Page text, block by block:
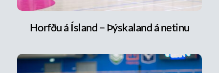
Horfðu á Ísland – Þýskaland á netinu